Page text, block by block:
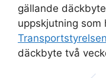
gällande
uppskjutning
Transportstyrelsen
däckbyte två